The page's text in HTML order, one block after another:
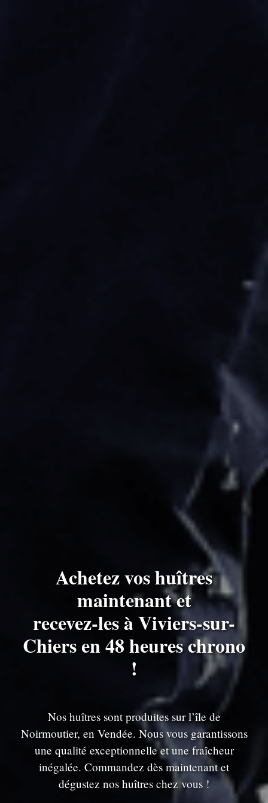
Achetez vos huîtres
maintenant et
recevez-les à Viviers-sur-
Chiers en 48 heures chrono
!
Nos huîtres sont produites sur l’île de
Noirmoutier, en Vendée. Nous vous garantissons
une qualité exceptionnelle et une fraîcheur
inégalée. Commandez dès maintenant et
dégustez nos huîtres chez vous !